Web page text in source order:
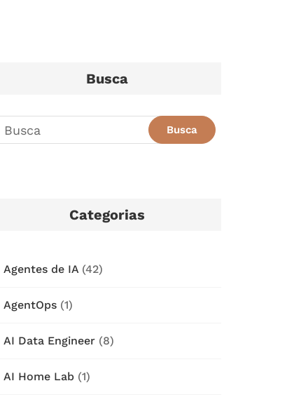
Busca
Categorias
Agentes de IA(42)
AgentOps (1)
AI Data Engineer (8)
AI Home Lab (1)